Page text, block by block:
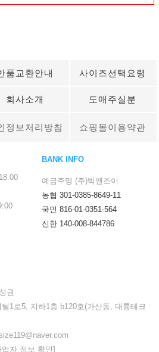
품교환안내 사이즈선택요령
회사소개 도매주실분
정보처리방침 쇼핑몰이용약관
18:00
BANK INFO
예금주명 (주)빅앤조이
농협 301-0385-8649-11
국민 816-01-0351-564
신한 140-008-844786
권
1로5, 지하1층 b120호(가산동, 대륭테크
업자 정보 확인]